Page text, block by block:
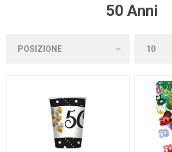
50 Anni